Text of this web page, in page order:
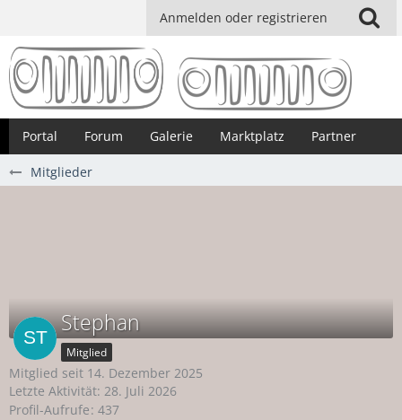
Anmelden oder registrieren
Portal Forum Galerie Marktplatz Partner
Mitglieder
Stephan
Mitglied
Mitglied seit 14. Dezember 2025
Letzte Aktivität: 28. Juli 2026
Profil-Aufrufe 437